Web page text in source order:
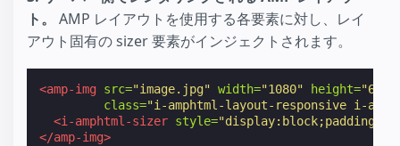
ト。
AMP レイアウトを使用する各要素に対し、レイ
アウト固有の sizer 要素がインジェクトされます。
<amp-img src="image.jpg" width="1080" height="610"
class="i-amphtml-layout-responsive i-
<i-amphtml-sizer style="display:block;padding-
</amp-img>